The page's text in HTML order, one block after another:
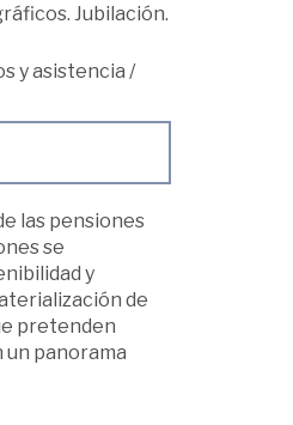
Jubilación.
y asistencia /
las pensiones
se
y
de
pretenden
panorama